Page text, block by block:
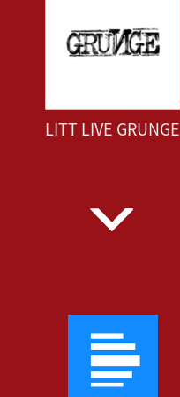
LITT LIVE GRUNGE